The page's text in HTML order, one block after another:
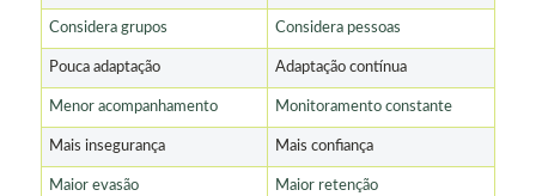
Considera grupos Considera pessoas
Pouca adaptação Adaptação contínua
Menor acompanhamento Monitoramento constante
Mais insegurança Mais confiança
Maior evasão Maior retenção